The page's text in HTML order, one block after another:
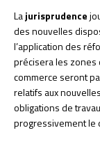
Lajurisprudence
des nouvelles
l’application des
précisera les zones
commerce seront
relatifs aux
obligations de
progressivement le